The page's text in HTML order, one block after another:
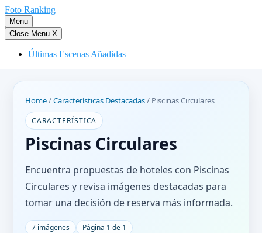
Saltar
al
contenido
Foto Ranking
Menu
Close Menu X
Últimas Escenas Añadidas
Home/Características Destacadas/ Piscinas Circulares
CARACTERÍSTICA
Piscinas Circulares
Encuentra propuestas de hoteles con Piscinas
Circulares y revisa imágenes destacadas para
tomar una decisión de reserva más informada.
7 imágenes Página 1 de 1